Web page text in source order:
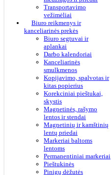
Transportavimo
vežimėliai
Biuro reikmenys ir
kanceliarinės prekės
Biuro segtuvai ir
aplankai
Darbo kalendoriai
Kanceliarinės
smulkmenos
Kopijavimo, spalvotas ir
kitas popierius
Korekciniai pieštukai,
skystis
Magnetinės, rašymo
lentos ir stendai
Magnetinių ir kamštinių
lentų priedai
Markeriai baltoms
lentoms
Permanentiniai markeriai
Pieštukinės
Pinigų dėžutės